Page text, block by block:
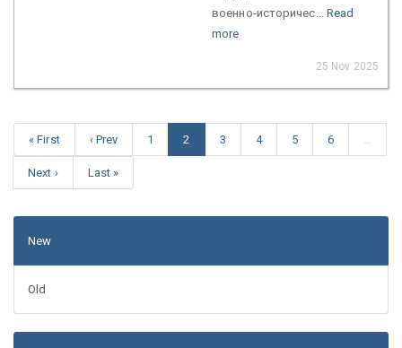
военно-историчес... Read
more
25 Nov 2025
« First ‹ Prev 1 2 3 4 5 6
Next › Last »
New
Old